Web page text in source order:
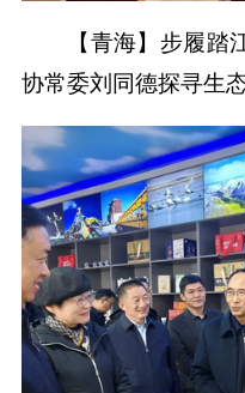
【青海】步履
协常委刘同德探寻生